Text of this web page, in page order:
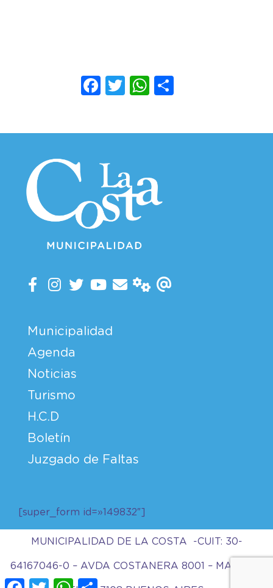
Facebook
TwitterWhatsApp
Municipalidad
Agenda
Noticias
Turismo
H.C.D
Boletín
Juzgado de Faltas
[super_form id=»149832″]
MUNICIPALIDAD DE LA COSTA -CUIT: 30-
64167046-0 – AVDA COSTANERA 8001 – MAR DEL
Facebook
TwitterWhatsApp